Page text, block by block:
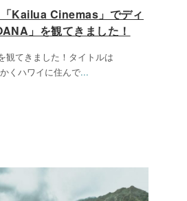
Kailua Cinemas」でディ
」を観てきました！
観てきました！タイトルは
くハワイに住んで...